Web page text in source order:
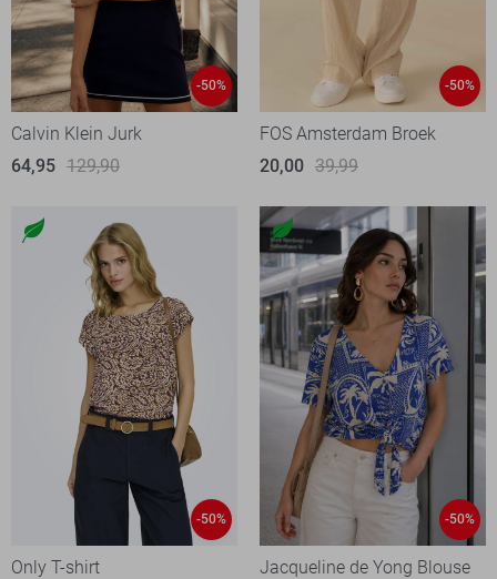
-50%
Calvin Klein Jurk
64,95 129,90
-50%
FOS Amsterdam Broek
20,00 39,99
-50%
Only T-shirt
-50%
Jacqueline de Yong Blouse